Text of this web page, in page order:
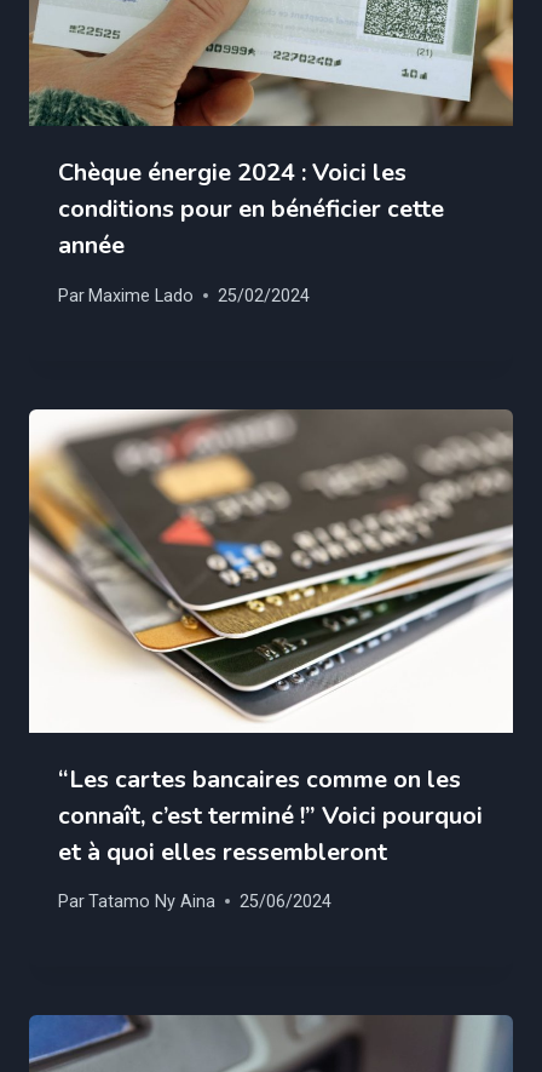
Chèque énergie 2024 : Voici les
conditions pour en bénéficier cette
année
Par Maxime Lado 25/02/2024
“Les cartes bancaires comme on les
connaît, c’est terminé !” Voici pourquoi
et à quoi elles ressembleront
ParTatamo Ny Aina 25/06/2024